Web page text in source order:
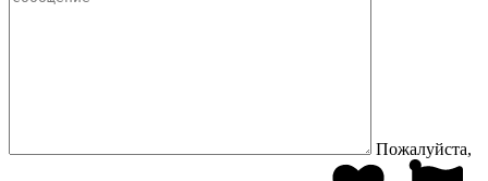
Пожалуйста,